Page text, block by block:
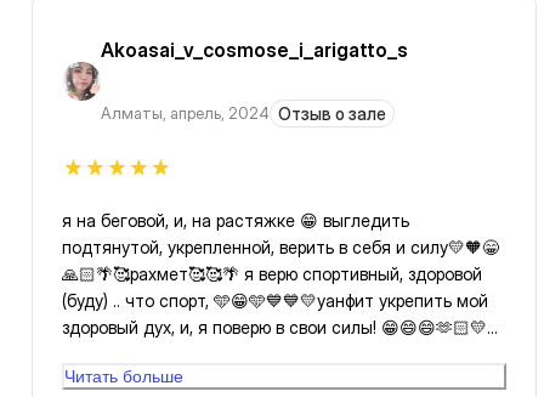
Akoasai_v_cosmose_i_arigatto_s
Алматы, апрель, 2024 Отзыв о зале
я на беговой, и, на растяжке 😁 выгледить
подтянутой, укрепленной, верить в себя и силу💛🧡😁
🙏🏻🌴🥰рахмет🥰🥰🌴 я верю спортивный, здоровой
(буду) .. что спорт, 🩵😁🩵💙💙💛уанфит укрепить мой
здоровый дух, и, я поверю в свои силы! 😁😄😄🫶🏻💛🧡
Читать больше